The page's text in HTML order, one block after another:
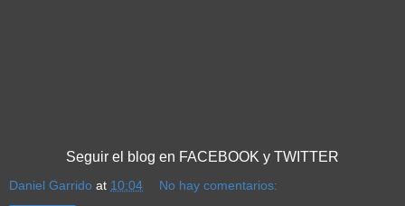
Seguir el blog en FACEBOOK y TWITTER
Daniel Garrido at 10:04 No hay comentarios: